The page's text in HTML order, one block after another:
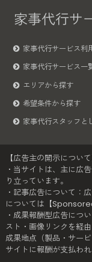
家事代行サ
家事代行サービス利
家事代行サービス一
エリアから探す
希望条件から探す
家事代行スタッフと
【広告主の開示について
・当サイトは、主に広
り立っています。
・記事広告について：
については【
・成果報酬型広告につ
スト・画像リンクを経
成果地点（製品・サー
サイトに報酬が支払わ